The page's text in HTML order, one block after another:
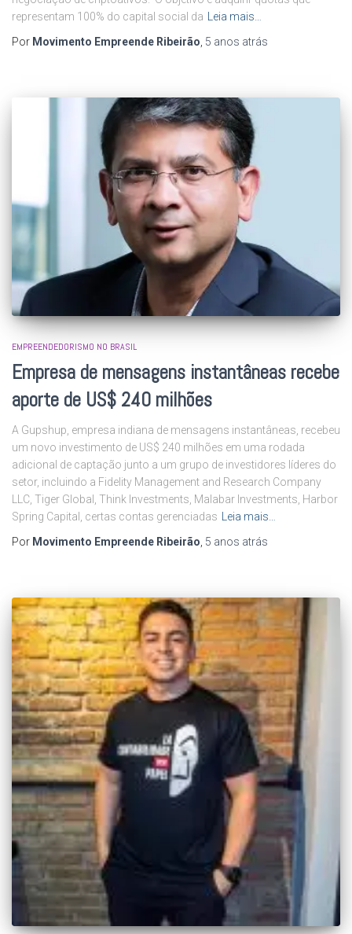
representam 100% do capital social da
Leia mais…
Por Movimento Empreende Ribeirão 5 anos atrás
EMPREENDEDORISMO NO BRASIL
Empresa de mensagens instantâneas recebe
aporte de US$ 240 milhões
A Gupshup, empresa indiana de mensagens instantâneas, recebeu
um novo investimento de US$ 240 milhões em uma rodada
adicional de captação junto a um grupo de investidores líderes do
setor, incluindo a Fidelity Management and Research Company
LLC, Tiger Global, Think Investments, Malabar Investments, Harbor
Spring Capital, certas contas gerenciadas Leia mais…
Por Movimento Empreende Ribeirão, 5 anos atrás